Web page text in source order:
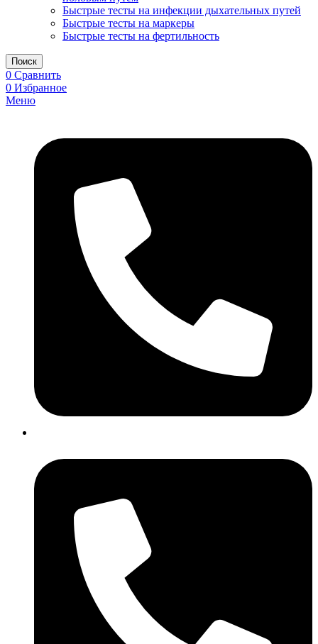
Быстрые тесты на инфекции дыхательных путей
Быстрые тесты на маркеры
Быстрые тесты на фертильность
Поиск
0 Сравнить
0 Избранное
Меню